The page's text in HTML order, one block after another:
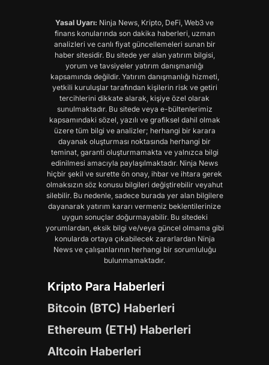
Yasal Uyarı: Ninja News, Kripto, DeFi, Web3 ve
finans konularında son dakika haberleri, uzman
analizleri ve canlı fiyat güncellemeleri sunan bir
haber sitesidir. Bu sitede yer alan yatırım bilgisi,
yorum ve tavsiyeler yatırım danışmanlığı
kapsamında değildir. Yatırım danışmanlığı hizmeti,
yetkili kuruluşlar tarafından kişilerin risk ve getiri
tercihlerini dikkate alarak, kişiye özel olarak
sunulmaktadır. Bu sitede veya e-bültenlerimiz
kapsamındaki sözel, yazılı ve grafiksel dahil olmak
üzere tüm bilgi ve analizler; herhangi bir karara
dayanak oluşturması noktasında herhangi bir
teminat, garanti oluşturmamakta ve yalnızca bilgi
edinilmesi amacıyla paylaşılmaktadır. Ninja News
hiçbir şekil ve surette ön onay, ihbar ve ihtara gerek
olmaksızın söz konusu bilgileri değiştirebilir veyahut
silebilir. Bu nedenle, sadece burada yer alan bilgilere
dayanarak yatırım kararı vermeniz beklentilerinize
uygun sonuçlar doğurmayabilir. Bu sitedeki
yorumlardan, eksik bilgi ve/veya güncel olmama gibi
konularda ortaya çıkabilecek zararlardan Ninja
News ve çalışanlarının herhangi bir sorumluluğu
bulunmamaktadır.
Kripto Para Haberleri
Bitcoin (BTC) Haberleri
Ethereum (ETH) Haberleri
Altcoin Haberleri